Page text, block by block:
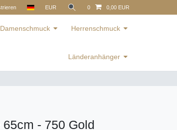
EUR 0 0,00 EUR
Damenschmuck Herrenschmuck
Länderanhänger
- 750 Gold